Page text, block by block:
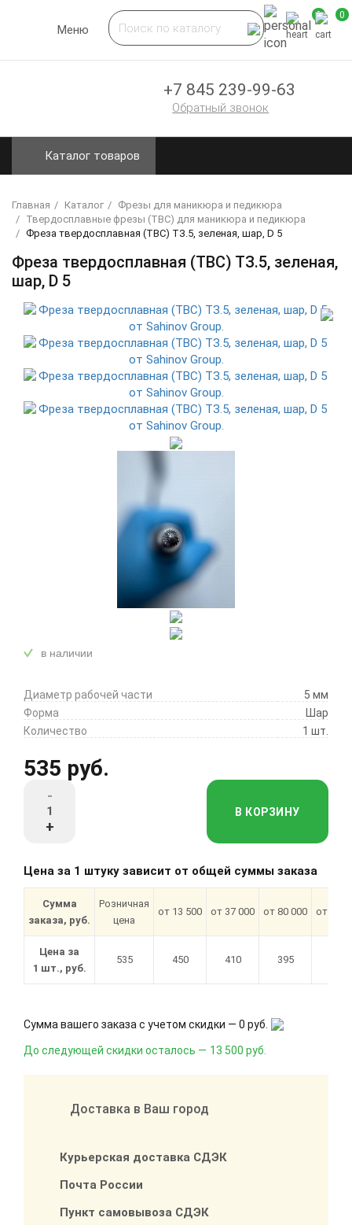
Toggle
Меню
0 0
+7 845 239-99-63
Обратный звонок
Каталог товаров
Главная Каталог
Фрезы для маникюра и педикюра
Твердосплавные фрезы (ТВС) для маникюра и педикюра
Фреза твердосплавная (ТВС) ТЗ.5, зеленая, шар, D 5
Фреза твердосплавная (ТВС) ТЗ.5, зеленая,
шар, D 5
в наличии
Диаметр рабочей части
5 мм
Форма
Шар
Количество
1 шт.
535 руб.
-
+
В КОРЗИНУ
Цена за 1 штуку зависит от общей суммы заказа
Сумма
заказа, руб.
Розничная
цена
от 13 500 от 37 000 от 80 000 от 180
Цена за
1 шт., руб.
535 450 410 395
Сумма вашего заказа с учетом скидки — 0 руб.
До следующей скидки осталось — 13 500 руб.
Доставка в Ваш город
Курьерская доставка СДЭК
Почта России
Пункт самовывоза СДЭК